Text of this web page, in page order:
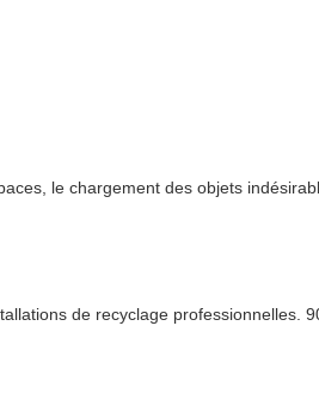
le chargement des objets
de recyclage